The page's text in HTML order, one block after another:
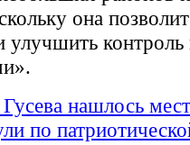
она позволит
контроль
нашлось
по